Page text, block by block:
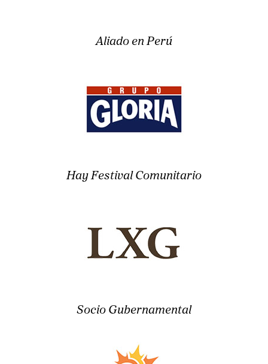
Aliado en Perú
Hay Festival Comunitario
Socio Gubernamental